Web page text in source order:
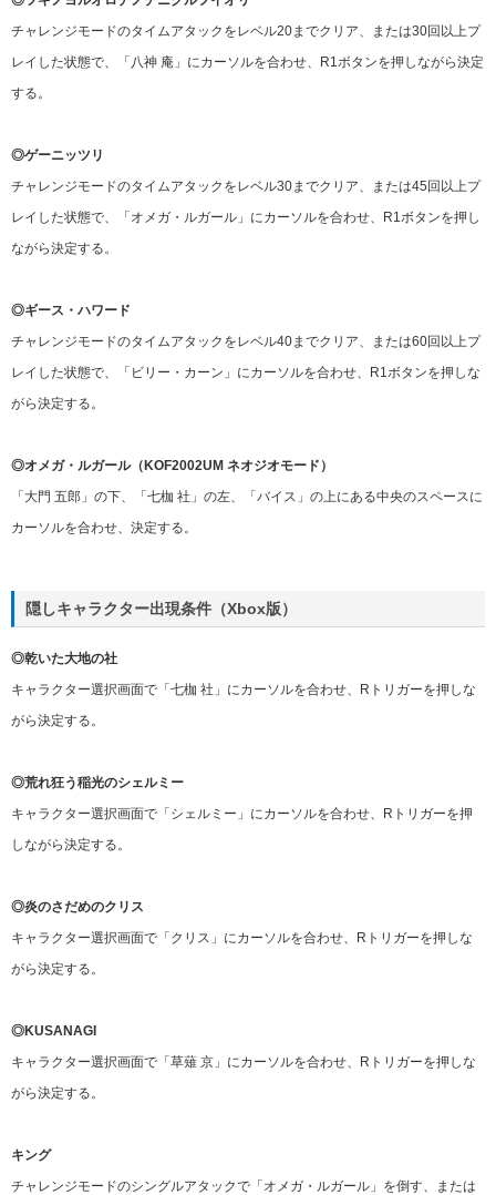
チャレンジモードのタイムアタックをレベル20までクリア、または30回以上プ
レイした状態で、「八神 庵」にカーソルを合わせ、R1ボタンを押しながら決定
する。
◎ゲーニッツリ
チャレンジモードのタイムアタックをレベル30までクリア、または45回以上プ
レイした状態で、「オメガ・ルガール」にカーソルを合わせ、R1ボタンを押し
ながら決定する。
◎ギース・ハワード
チャレンジモードのタイムアタックをレベル40までクリア、または60回以上プ
レイした状態で、「ビリー・カーン」にカーソルを合わせ、R1ボタンを押しな
がら決定する。
◎オメガ・ルガール（KOF2002UM ネオジオモード）
「大門 五郎」の下、「七枷 社」の左、「バイス」の上にある中央のスペースに
カーソルを合わせ、決定する。
隠しキャラクター出現条件（Xbox版）
◎乾いた大地の社
キャラクター選択画面で「七枷 社」にカーソルを合わせ、Rトリガーを押しな
がら決定する。
◎荒れ狂う稲光のシェルミー
キャラクター選択画面で「シェルミー」にカーソルを合わせ、Rトリガーを押
しながら決定する。
◎炎のさだめのクリス
キャラクター選択画面で「クリス」にカーソルを合わせ、Rトリガーを押しな
がら決定する。
◎KUSANAGI
キャラクター選択画面で「草薙 京」にカーソルを合わせ、Rトリガーを押しな
がら決定する。
キング
チャレンジモードのシングルアタックで「オメガ・ルガール」を倒す、または